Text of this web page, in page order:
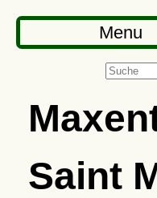
Menu
Saint